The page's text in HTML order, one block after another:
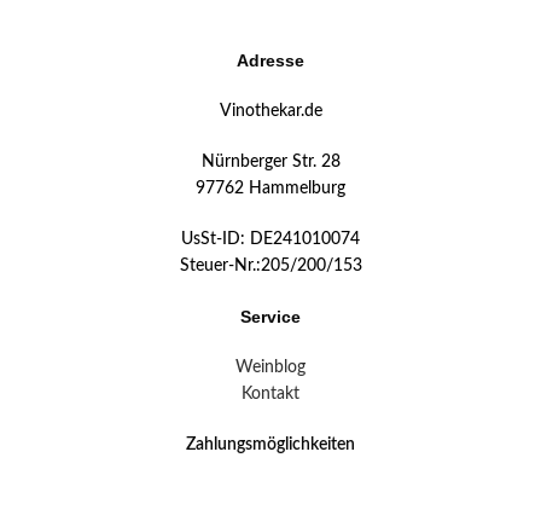
Adresse
Vinothekar.de
Nürnberger Str. 28
97762 Hammelburg
UsSt-ID: DE241010074
Steuer-Nr.:205/200/153
Service
Weinblog
Kontakt
Zahlungsmöglichkeiten